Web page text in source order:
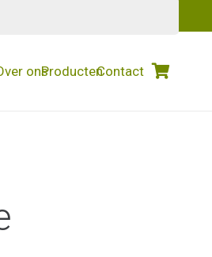
onsProductenContact